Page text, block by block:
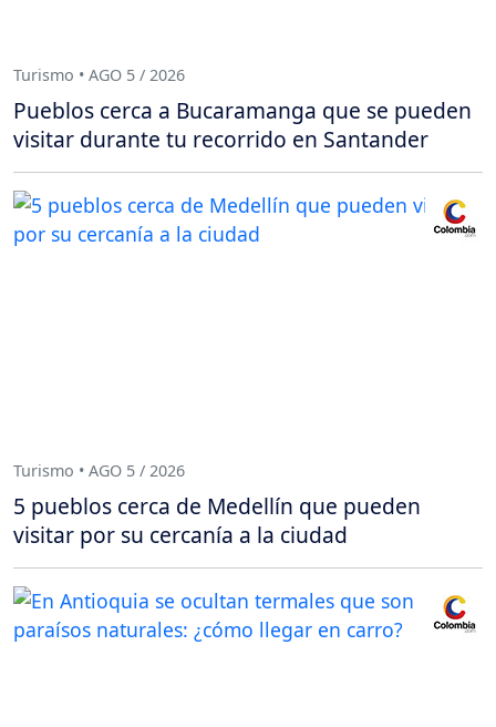
Turismo • AGO 5 / 2026
Pueblos cerca a Bucaramanga que se pueden
visitar durante tu recorrido en Santander
Turismo • AGO 5 / 2026
5 pueblos cerca de Medellín que pueden
visitar por su cercanía a la ciudad